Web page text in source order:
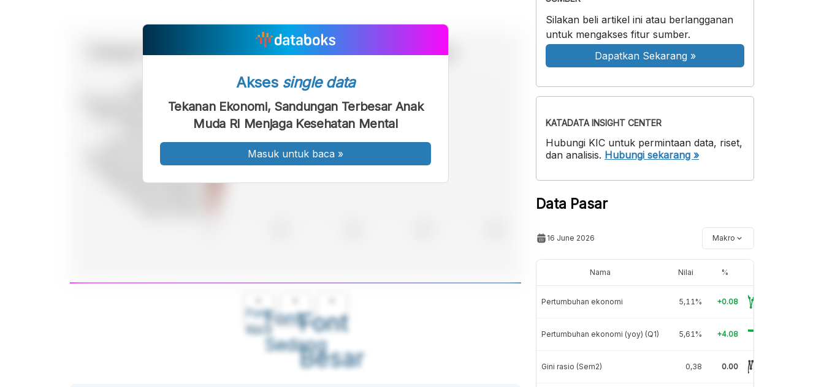
Font
Kecil
Font
Sedang
Font
Besar
Akses single data
Tekanan Ekonomi, Sandungan Terbesar Anak
Muda RI Menjaga Kesehatan Mental
Masuk untuk baca »
Silakan beli artikel ini atau berlangganan
untuk mengakses fitur sumber.
Dapatkan Sekarang »
KATADATA INSIGHT CENTER
Hubungi KIC untuk permintaan data, riset,
dan analisis. Hubungi sekarang »
Data Pasar
16 June 2026 Makro
Nama Nilai %
Pertumbuhan ekonomi 5,11% +0.08
Pertumbuhan ekonomi (yoy) (Q1) 5,61% +4.08
Gini rasio (Sem2) 0,38 0.00